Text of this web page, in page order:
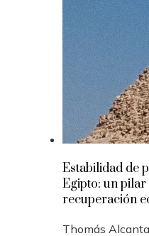
Estabilidad de
Egipto: un
recuperación
Thomás